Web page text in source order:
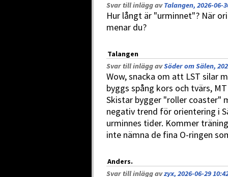
Svar till inlägg avTalangen, 2026-06-
Hur långt är "urminnet"? När
menar du?
Talangen
Svar till inlägg avSöder om Sälen,
Wow, snacka om att LST silar
byggs spång kors och tvärs,
Skistar bygger "roller coaster"
negativ trend för orientering i
urminnes tider. Kommer
inte nämna de fina O-ringen
Anders.
Svar till inlägg avzyx, 2026-06-29